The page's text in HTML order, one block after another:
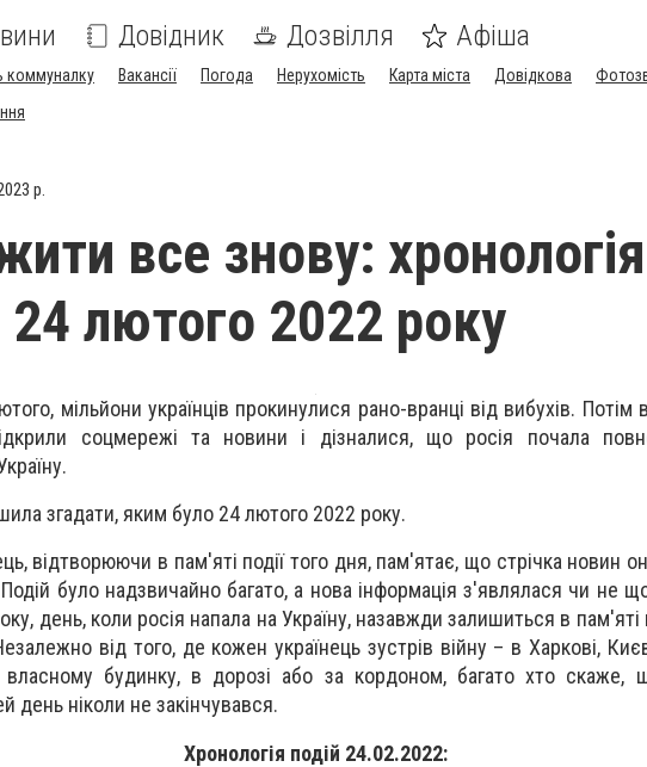
Довідник Дозвілля Афіша
коммуналку Вакансії Погода Нерухомість Карта міста Довідкова
р.
все знову: хронологія
24 лютого 2022 року
мільйони українців прокинулися рано-вранці від вибухів. Потім
соцмережі та новини і дізналися, що росія почала
згадати, яким було 24 лютого 2022 року.
відтворюючи в пам'яті події того дня, пам'ятає, що стрічка новин
було надзвичайно багато, а нова інформація з'являлася чи не
день, коли росія напала на Україну, назавжди залишиться в пам'яті
від того, де кожен українець зустрів війну – в Харкові,
будинку, в дорозі або за кордоном, багато хто скаже,
день ніколи не закінчувався.
Хронологія подій 24.02.2022: